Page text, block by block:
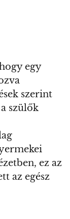
egy
szerint
szülők
ez az
az egész